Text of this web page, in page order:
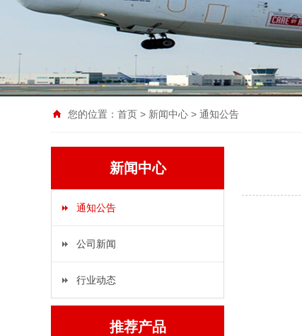
您的位置： 首页 > 新闻中心 > 通知公告
新闻中心
通知公告
公司新闻
行业动态
推荐产品